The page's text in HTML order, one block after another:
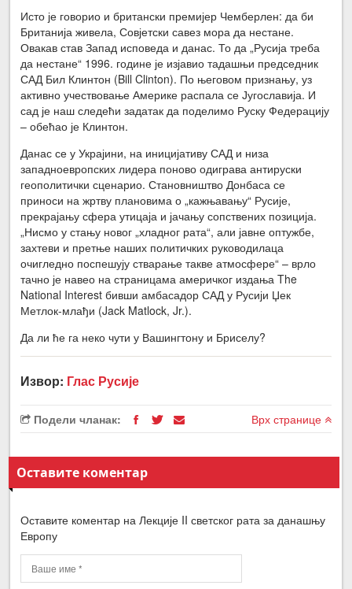
Исто је говорио и британски премијер Чемберлен: да би
Британија живела, Совјетски савез мора да нестане.
Овакав став Запад исповеда и данас. То да „Русија треба
да нестане“ 1996. године је изјавио тадашњи председник
САД Бил Клинтон (Bill Clinton). По његовом признању, уз
активно учествовање Америке распала се Југославија. И
сад је наш следећи задатак да поделимо Руску Федерацију
– обећао је Клинтон.
Данас се у Украјини, на иницијативу САД и низа
западноевропских лидера поново одиграва антируски
геополитички сценарио. Становништво Донбаса се
приноси на жртву плановима о „кажњавању“ Русије,
прекрајању сфера утицаја и јачању сопствених позиција.
„Нисмо у стању новог „хладног рата“, али јавне оптужбе,
захтеви и претње наших политичких руководилаца
очигледно поспешују стварање такве атмосфере“ – врло
тачно је навео на страницама америчког издања The
National Interest бивши амбасадор САД у Русији Џек
Метлок-млађи (Jack Matlock, Jr.).
Да ли ће га неко чути у Вашингтону и Бриселу?
Извор: Глас Русије
Подели чланак: Врх странице
Оставите коментар
Оставите коментар на Лекције II светског рата за данашњу
Европу